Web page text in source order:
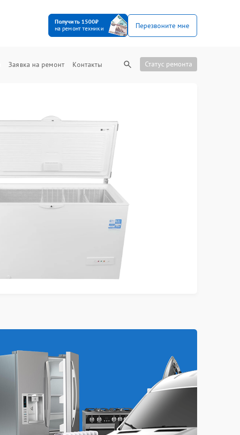
Получить 1500₽
на ремонт техники
Перезвоните мне
Заявка на ремонт Контакты Статус ремонта